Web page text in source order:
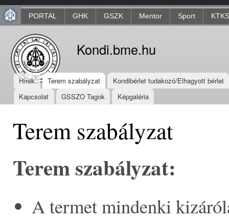
PORTAL GHK GSZK Mentor Sport
Kondi.bme.hu
Hírek Terem szabályzat
Kondibérlet tudakozó/Elhagyott bérlet
Kapcsolat
GSSZO Tagok Képgaléria
Terem szabályzat
Terem szabályzat:
A termet mindenki